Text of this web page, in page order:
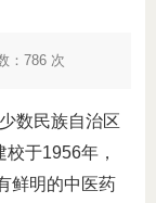
： 786次
数民族自治区
于1956年，
鲜明的中医药